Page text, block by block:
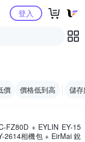
中心登入
價 價格低到高 儲
FZ80D + EYLIN EY-15
2614相機包 + EirMai 銳